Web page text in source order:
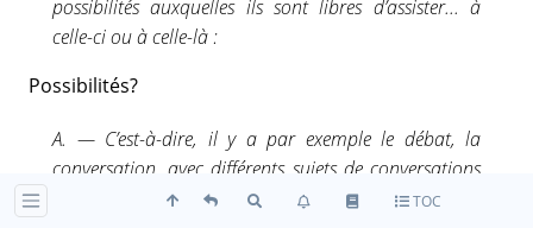
possibilités auxquelles ils sont libres d’assister... à
celle-ci ou à celle-là :
Possibilités?
A. — C’est-à-dire, il y a par exemple le débat, la
conversation, avec différents sujets de conversations
— il y a des enfants qui préfèrent un sujet
TOC